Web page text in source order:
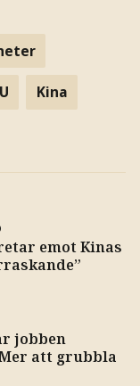
Kina
emot Kinas
jobben
att grubbla